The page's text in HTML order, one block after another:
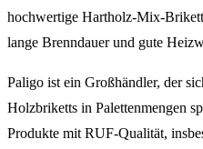
hochwertige Hartholz-Mix-
lange Brenndauer und gute
Paligo ist ein Großhändler, der
Holzbriketts in Palettenmengen
Produkte mit RUF-Qualität,